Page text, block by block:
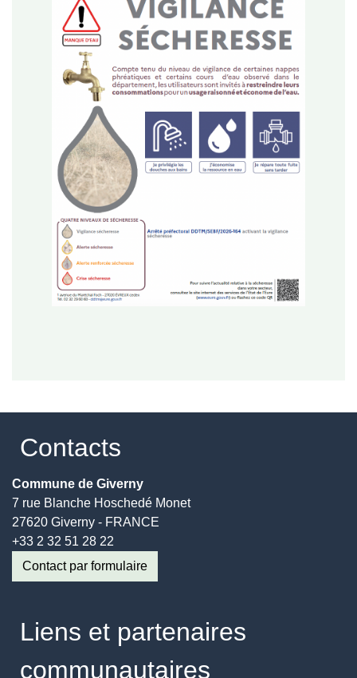
Contacts
Commune de Giverny
7 rue Blanche Hoschedé Monet
27620 Giverny - FRANCE
+33 2 32 51 28 22
Contact par formulaire
Liens et partenaires
communautaires